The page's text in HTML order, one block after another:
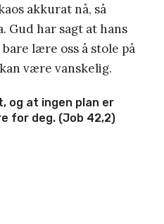
akkurat nå, så
Gud har sagt at hans
lære oss å stole på
være vanskelig.
og at ingen plan er
for deg. (Job 42,2)